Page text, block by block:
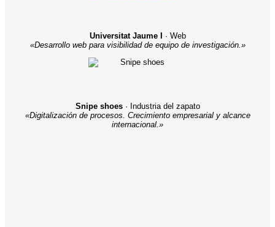
Universitat Jaume I · Web
«Desarrollo web para visibilidad de equipo de investigación.»
Snipe shoes· Industria del zapato
«Digitalización de procesos. Crecimiento empresarial y alcance
internacional.»